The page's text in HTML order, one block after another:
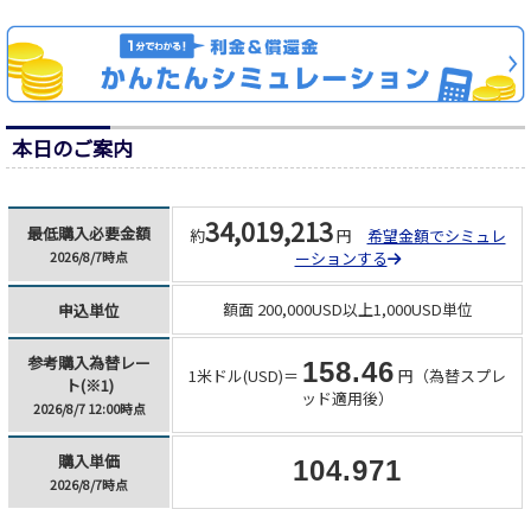
本日のご案内
最低購入必要金額
2026/8/7時点
約34,019,213円 希望金額でシミュレ
ーションする
申込単位 額面 200,000USD以上1,000USD単位
参考購入為替レー
ト(※1)
2026/8/7 12:00時点
1米ドル(USD)＝ 158.46 円（為替スプレ
ッド適用後）
購入単価
2026/8/7時点 104.971